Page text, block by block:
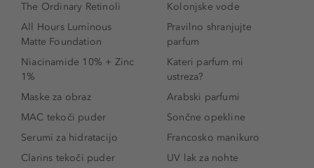
The Ordinary Retinoli
All Hours Luminous
Matte Foundation
Niacinamide 10% + Zinc
1%
Maske za obraz
MAC tekoči puder
Serumi za hidratacijo
Clarins tekoči puder
Kolonjske vode
Pravilno shranjujte
parfum
Kateri parfum mi
ustreza?
Arabski parfumi
Sončne opekline
Francosko manikuro
UV lak za nohte